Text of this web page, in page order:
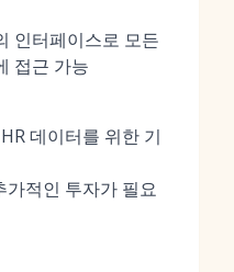
인터페이스로 모든
접근 가능
데이터를 위한 기
가적인 투자가 필요